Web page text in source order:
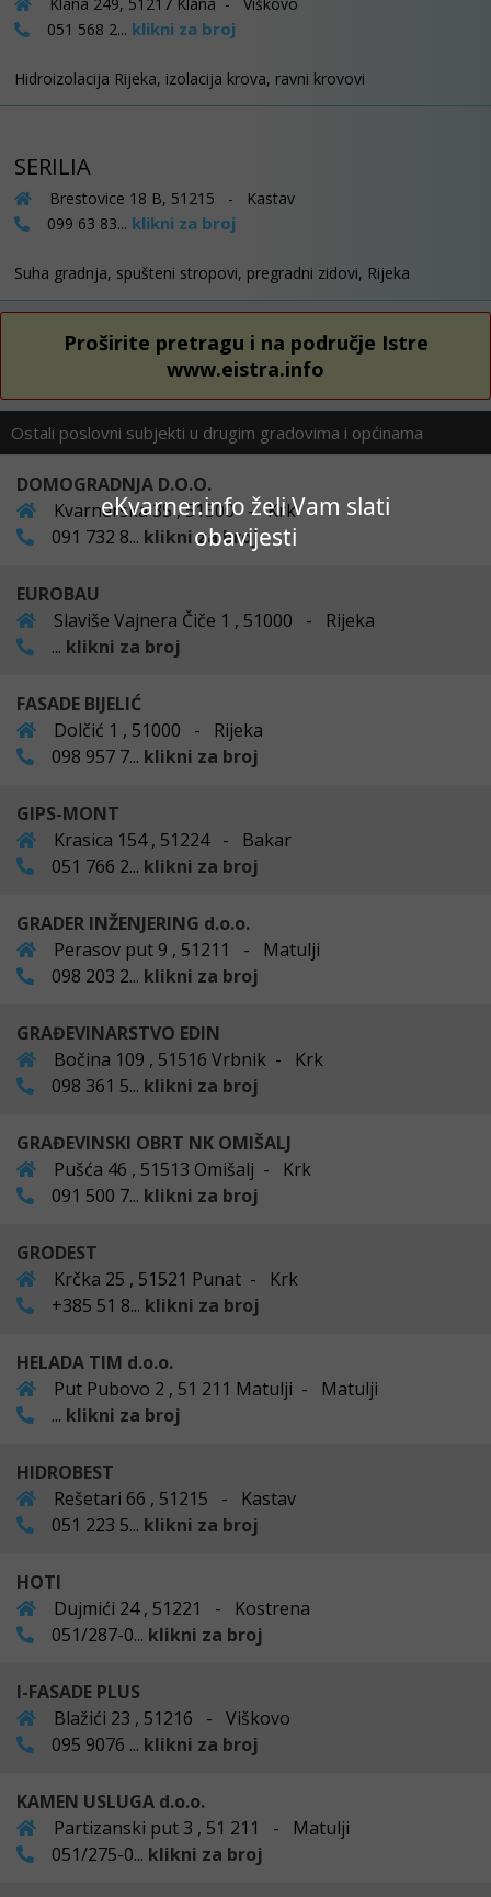
eKvarner.info želi Vam slati
obavijesti
051 568 2... klikni za broj
Hidroizolacija Rijeka, izolacija krova, ravni krovovi
SERILIA
Brestovice 18 B, 51215 - Kastav
099 63 83... klikni za broj
Suha gradnja, spušteni stropovi, pregradni zidovi, Rijeka
Proširite pretragu i na područje Istre
www.eistra.info
Ostali poslovni subjekti u drugim gradovima i općinama
DOMOGRADNJA D.O.O.
Kvarnerska 35 , 51500 - Krk
091 732 8... klikni za broj
EUROBAU
Slaviše Vajnera Čiče 1 , 51000 - Rijeka
... klikni za broj
FASADE BIJELIĆ
Dolčić 1 , 51000 - Rijeka
098 957 7... klikni za broj
GIPS-MONT
Krasica 154 , 51224 - Bakar
051 766 2... klikni za broj
GRADER INŽENJERING d.o.o.
Perasov put 9 , 51211 - Matulji
098 203 2... klikni za broj
GRAĐEVINARSTVO EDIN
Bočina 109 , 51516 Vrbnik - Krk
098 361 5... klikni za broj
GRAĐEVINSKI OBRT NK OMIŠALJ
Pušća 46 , 51513 Omišalj - Krk
091 500 7... klikni za broj
GRODEST
Krčka 25 , 51521 Punat - Krk
+385 51 8... klikni za broj
HELADA TIM d.o.o.
Put Pubovo 2 , 51 211 Matulji - Matulji
... klikni za broj
HIDROBEST
Rešetari 66 , 51215 - Kastav
051 223 5... klikni za broj
HOTI
Dujmići 24 , 51221 - Kostrena
051/287-0... klikni za broj
I-FASADE PLUS
Blažići 23 , 51216 - Viškovo
095 9076 ... klikni za broj
KAMEN USLUGA d.o.o.
Partizanski put 3 , 51 211 - Matulji
051/275-0... klikni za broj